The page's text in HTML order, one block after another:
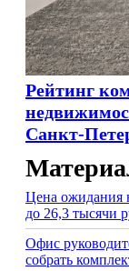
Рейтинг
Санкт-
Цена ожидания
до 26,3 тысячи
Офис
собрать